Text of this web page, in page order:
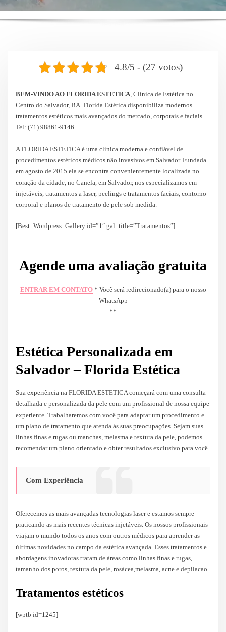
4.8/5 - (27 votos)
BEM-VINDO AO FLORIDA ESTETICA, Clínica de Estética no
Centro do Salvador, BA. Florida Estética disponibiliza modernos
tratamentos estéticos mais avançados do mercado, corporais e faciais.
Tel:(71) 98861-9146
A FLORIDA ESTETICA é uma clinica moderna e confiável de
procedimentos estéticos médicos não invasivos em Salvador. Fundada
em agosto de 2015 ela se encontra convenientemente localizada no
coração da cidade, no Canela, em Salvador, nos especializamos em
injetáveis, tratamentos a laser, peelings e tratamentos faciais, contorno
corporal e planos de tratamento de pele sob medida.
[Best_Wordpress_Gallery id=”1″ gal_title=”Tratamentos”]
Agende uma avaliação gratuita
ENTRAR EM CONTATO* Você será redirecionado(a) para o nosso
WhatsApp
**
Estética Personalizada em
Salvador – Florida Estética
Sua experiência na FLORIDA ESTETICA começará com uma consulta
detalhada e personalizada da pele com um profissional de nossa equipe
experiente. Trabalharemos com você para adaptar um procedimento e
um plano de tratamento que atenda às suas preocupações. Sejam suas
linhas finas e rugas ou manchas, melasma e textura da pele, podemos
recomendar um plano orientado e obter resultados exclusivo para você.
Com Experiência
Oferecemos as mais avançadas tecnologias laser e estamos sempre
praticando as mais recentes técnicas injetáveis. Os nossos profissionais
viajam o mundo todos os anos com outros médicos para aprender as
últimas novidades no campo da estética avançada. Esses tratamentos e
abordagens inovadoras tratam de áreas como linhas finas e rugas,
tamanho dos poros, textura da pele, rosácea,melasma, acne e depilacao.
Tratamentos estéticos
[wptb id=1245]